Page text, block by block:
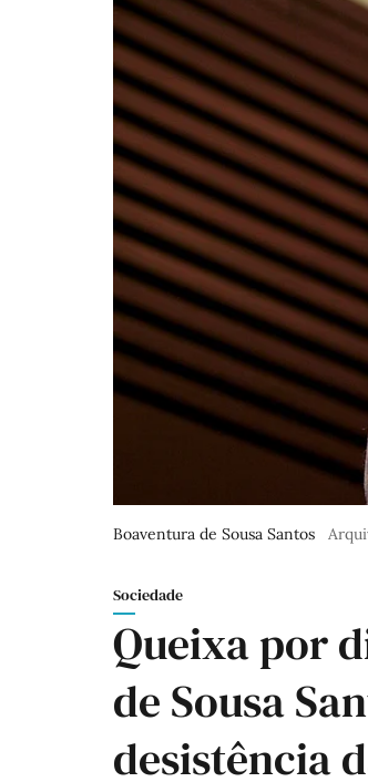
Boaventura de Sousa Santos
Sociedade
Queixa por
de Sousa
desistência